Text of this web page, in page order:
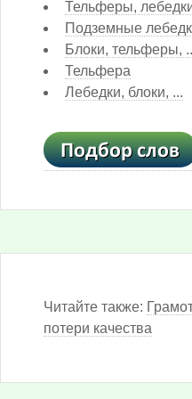
Тельферы,
Подземные
Блоки, тельферы,
Тельфера
Лебедки, блоки, ...
Читайте также:
потери качества